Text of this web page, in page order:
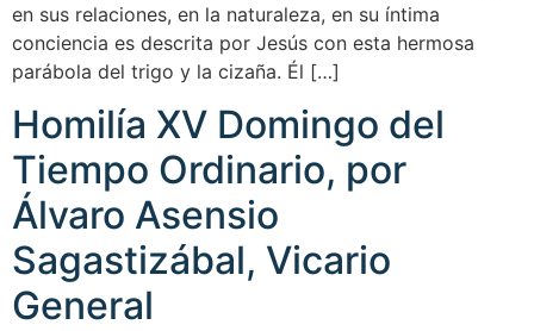
en sus relaciones, en la naturaleza, en su íntima
conciencia es descrita por Jesús con esta hermosa
parábola del trigo y la cizaña. Él […]
Homilía XV Domingo del
Tiempo Ordinario, por
Álvaro Asensio
Sagastizábal, Vicario
General